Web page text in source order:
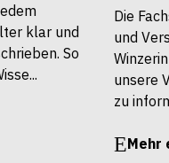
klar und
So
Die
und
unsere
zu
Mehr